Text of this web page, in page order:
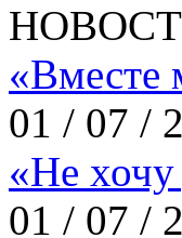
«Вместе
01 / 07 /
«Не
01 / 07 /